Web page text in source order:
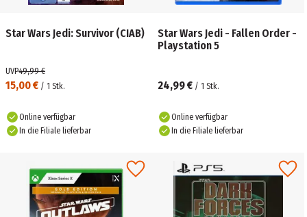
Star Wars Jedi: Survivor (CIAB)
15,00 € / 1 Stk.
UVP49,99 €
Online verfügbar
In die Filiale lieferbar
Star Wars Jedi - Fallen Order -
Playstation 5
24,99 € / 1 Stk.
Online verfügbar
In die Filiale lieferbar